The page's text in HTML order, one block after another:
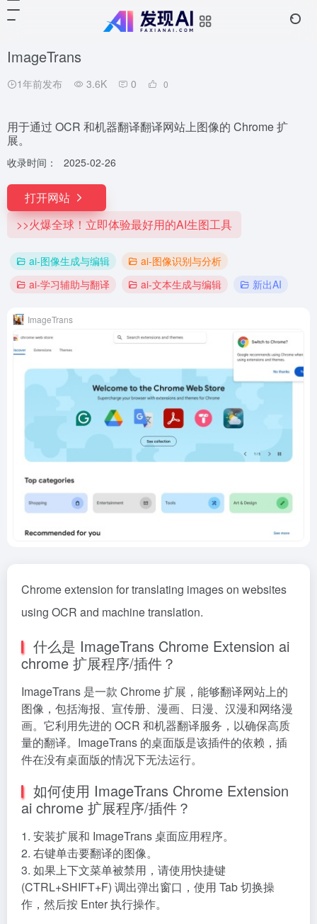
ImageTrans
1年前发布 3.6K 0 0
用于通过 OCR 和机器翻译翻译网站上图像的 Chrome 扩
展。
收录时间： 2025-02-26
打开网站
>>火爆全球！立即体验最好用的AI生图工具
ai-图像生成与编辑
ai-图像识别与分析
ai-学习辅助与翻译
ai-文本生成与编辑 新出AI
ImageTrans
Chrome extension for translating images on websites
using OCR and machine translation.
什么是 ImageTrans Chrome Extension ai
chrome 扩展程序/插件？
ImageTrans 是一款 Chrome 扩展，能够翻译网站上的
图像，包括海报、宣传册、漫画、日漫、汉漫和网络漫
画。它利用先进的 OCR 和机器翻译服务，以确保高质
量的翻译。ImageTrans 的桌面版是该插件的依赖，插
件在没有桌面版的情况下无法运行。
如何使用 ImageTrans Chrome Extension
ai chrome 扩展程序/插件？
1. 安装扩展和 ImageTrans 桌面应用程序。
2. 右键单击要翻译的图像。
3. 如果上下文菜单被禁用，请使用快捷键
(CTRL+SHIFT+F) 调出弹出窗口，使用 Tab 切换操
作，然后按 Enter 执行操作。